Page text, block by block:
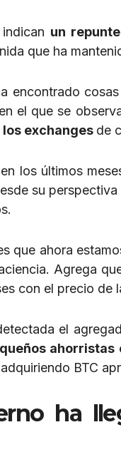
un
que ha
encontrado
el que se
los exchanges de
los últimos
su
que ahora
Agrega
con el precio de
el
ahorristas
BTC
ha